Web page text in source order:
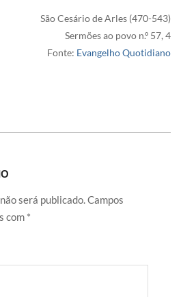
São Cesário de Arles (470-543)
Sermões ao povo n.º 57, 4
Fonte: Evangelho Quotidiano
será publicado.Campos
com *